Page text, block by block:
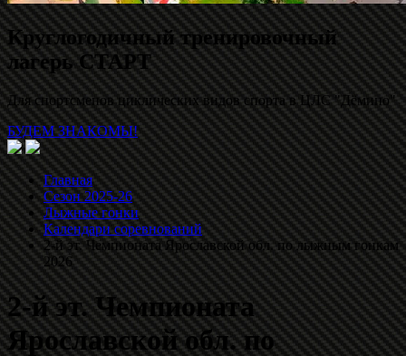
Круглогодичный тренировочный
лагерь СТАРТ
Для спортсменов циклических видов спорта в ЦЛС "Дёмино"
БУДЕМ ЗНАКОМЫ!
Главная
Сезон 2025-26
Лыжные гонки
Календари соревнований
2-й эт. Чемпионата Ярославской обл. по лыжным гонкам
2026
2-й эт. Чемпионата
Ярославской обл. по